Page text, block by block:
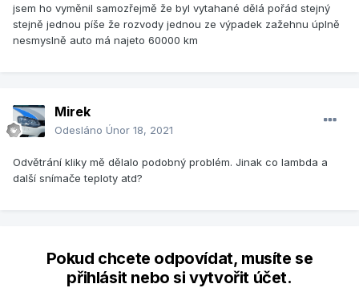
jsem ho vyměnil samozřejmě že byl vytahané dělá pořád stejný
stejně jednou píše že rozvody jednou ze výpadek zažehnu úplně
nesmyslně auto má najeto 60000 km
Mirek
Odesláno Únor 18, 2021
Odvětrání kliky mě dělalo podobný problém. Jinak co lambda a
další snímače teploty atd?
Pokud chcete odpovídat, musíte se
přihlásit nebo si vytvořit účet.